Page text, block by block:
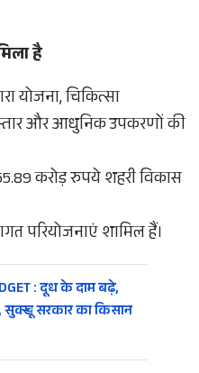
है
योजना, चिकित्सा
और आधुनिक उपकरणों की
करोड़ रुपये शहरी विकास
परियोजनाएं शामिल हैं।
: दूध के दाम बढ़े,
सुक्खू सरकार का किसान